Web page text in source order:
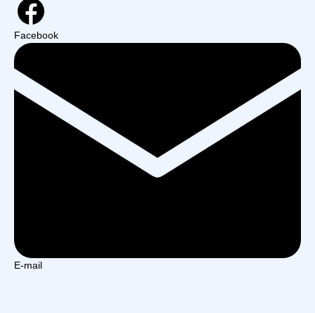
Facebook
E-mail